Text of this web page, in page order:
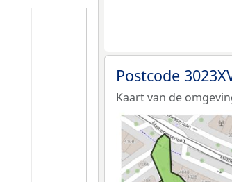
Postcode
Kaart van de